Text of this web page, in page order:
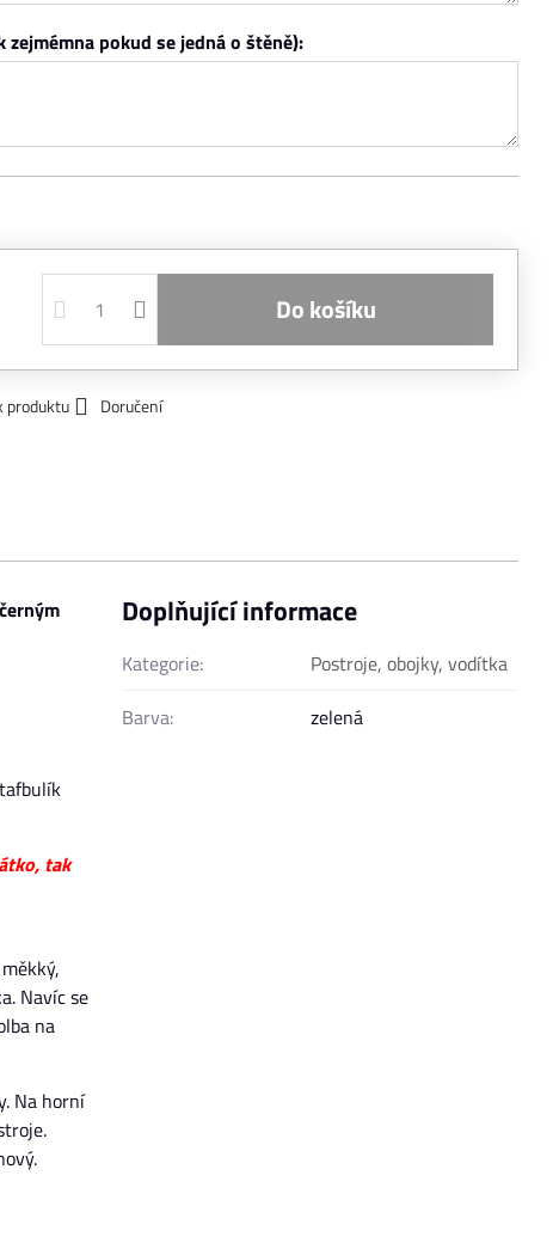
zejmémna pokud se jedná o štěně):
Do košíku
produktu
Doručení
tak
Navíc se
na
Na horní
Doplňující informace
Kategorie:
Postroje, obojky, vodítka
Barva:
zelená